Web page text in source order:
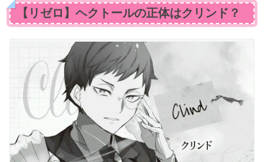
【リゼロ】ヘクトールの正体はクリンド？